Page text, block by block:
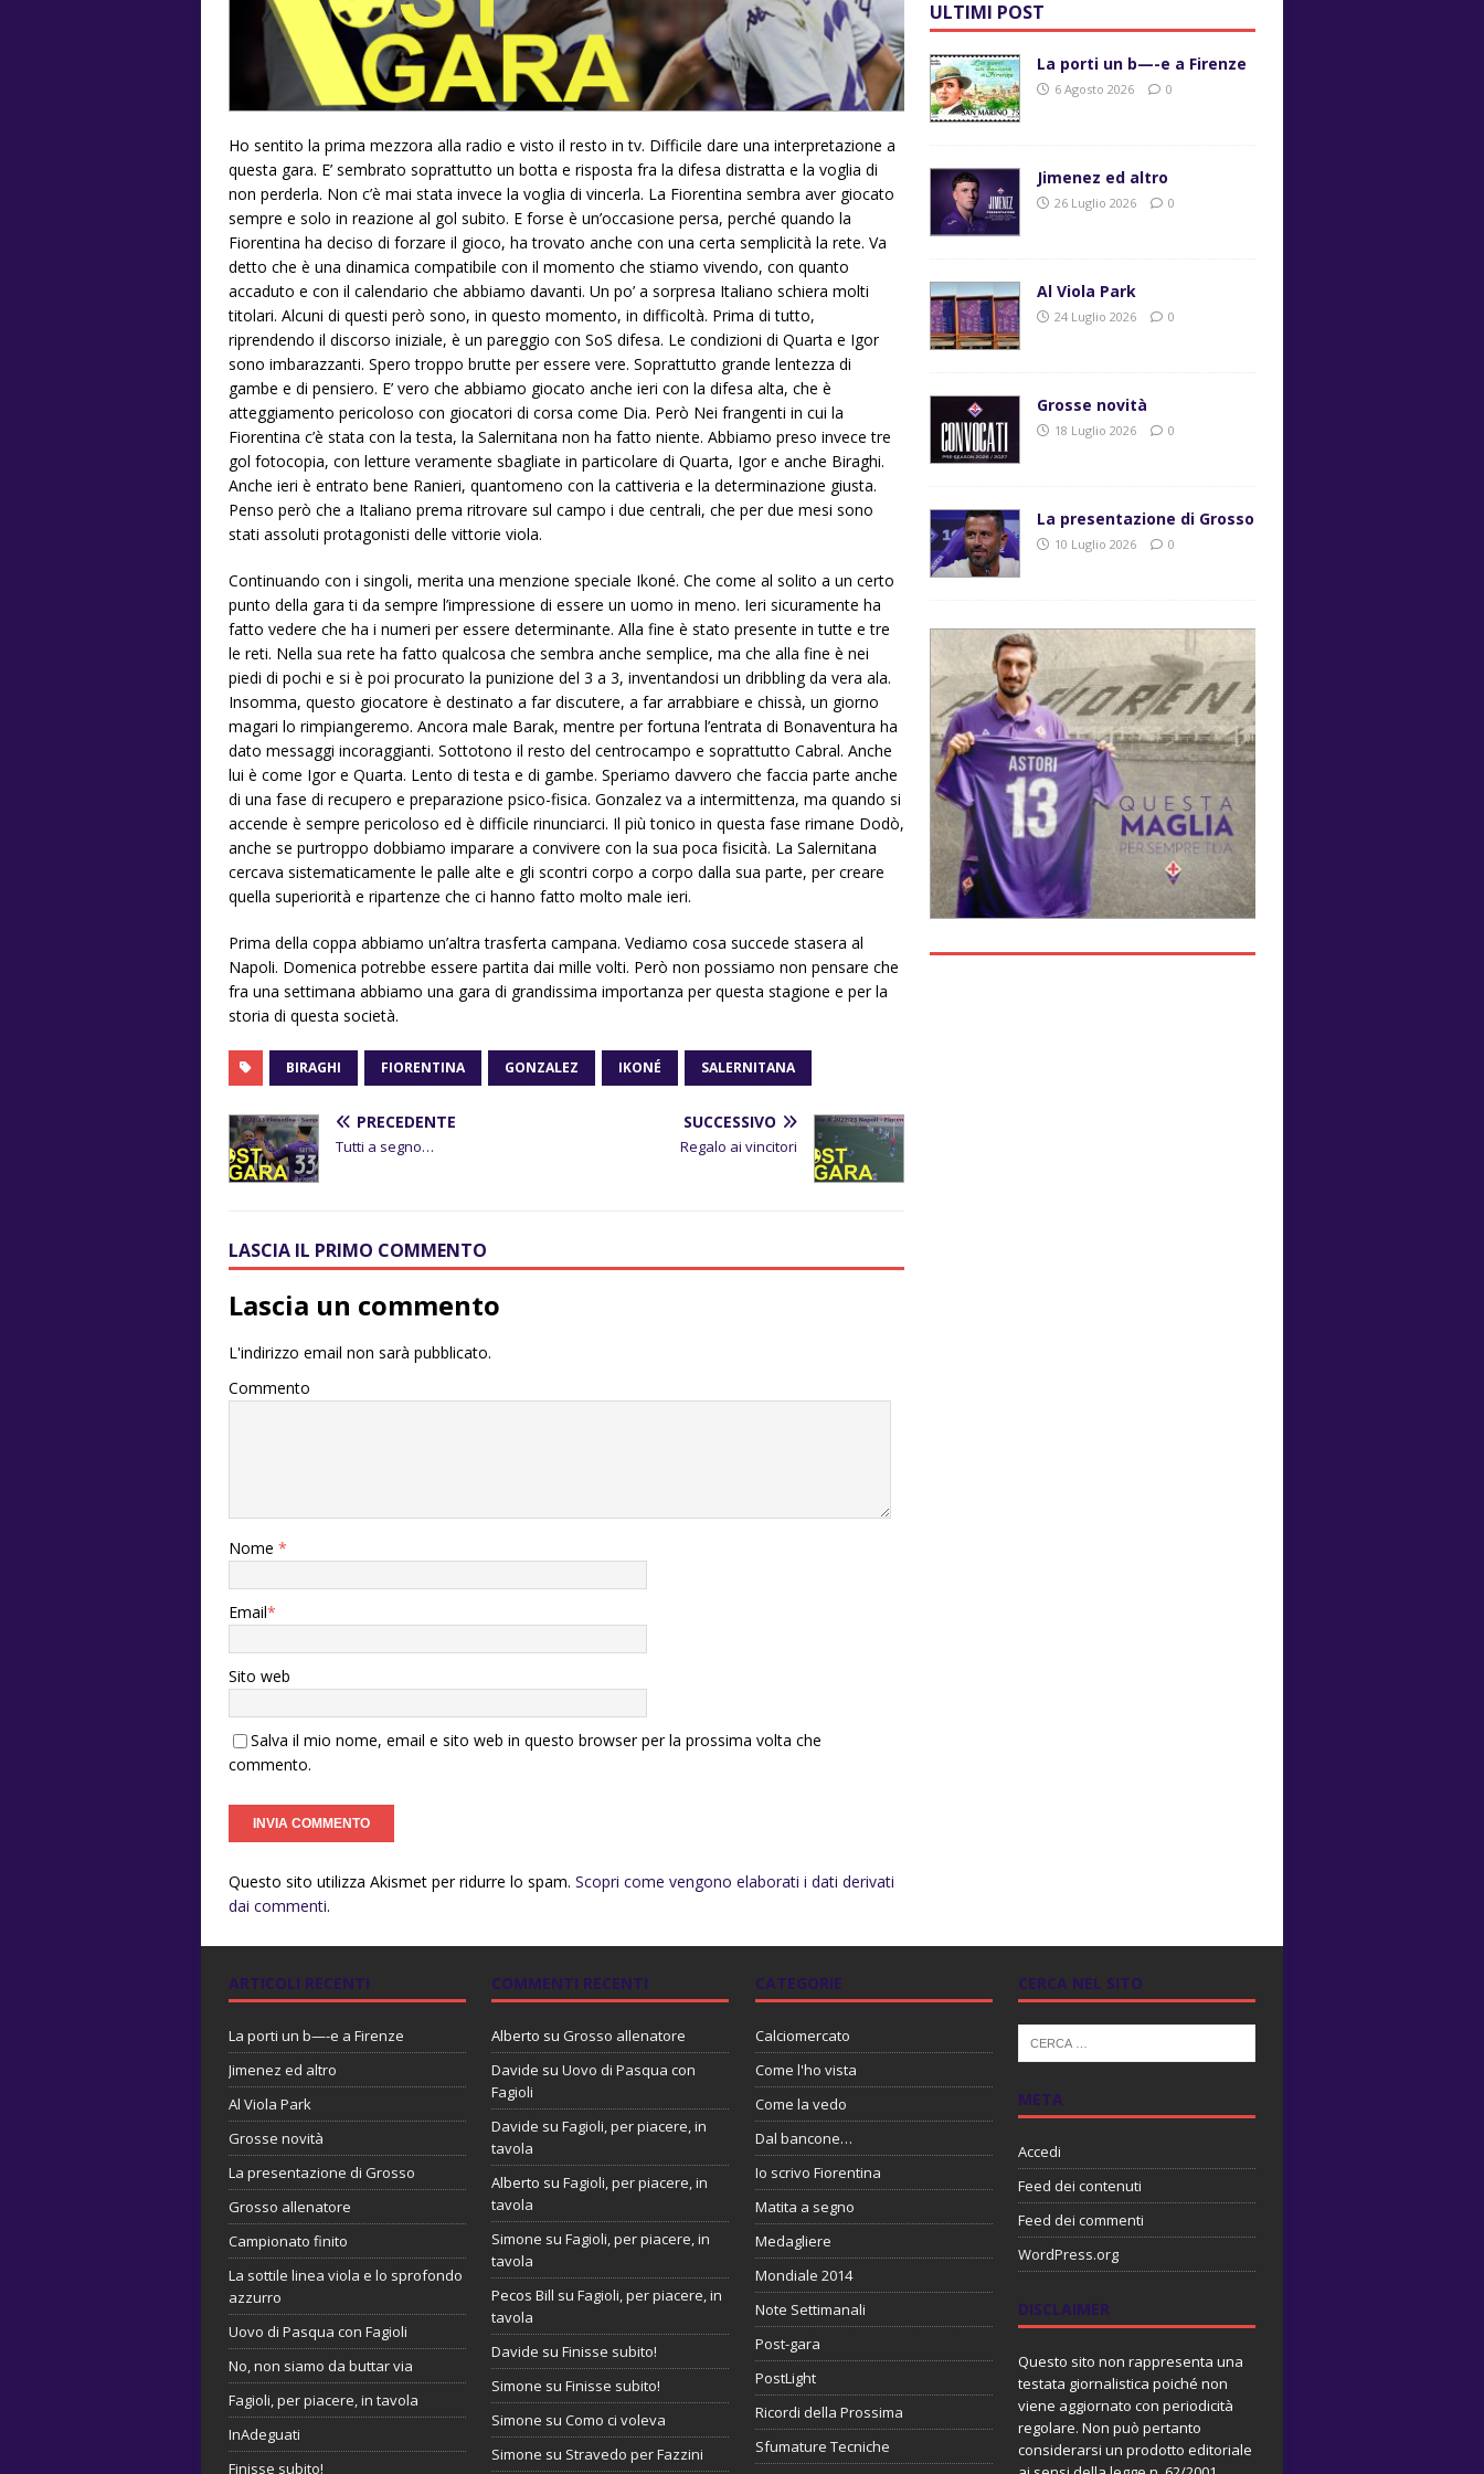
Ho sentito la prima mezzora alla radio e visto il resto in tv. Difficile dare una interpretazione a
questa gara. E’ sembrato soprattutto un botta e risposta fra la difesa distratta e la voglia di
non perderla. Non c’è mai stata invece la voglia di vincerla. La Fiorentina sembra aver giocato
sempre e solo in reazione al gol subito. E forse è un’occasione persa, perché quando la
Fiorentina ha deciso di forzare il gioco, ha trovato anche con una certa semplicità la rete. Va
detto che è una dinamica compatibile con il momento che stiamo vivendo, con quanto
accaduto e con il calendario che abbiamo davanti. Un po’ a sorpresa Italiano schiera molti
titolari. Alcuni di questi però sono, in questo momento, in difficoltà. Prima di tutto,
riprendendo il discorso iniziale, è un pareggio con SoS difesa. Le condizioni di Quarta e Igor
sono imbarazzanti. Spero troppo brutte per essere vere. Soprattutto grande lentezza di
gambe e di pensiero. E’ vero che abbiamo giocato anche ieri con la difesa alta, che è
atteggiamento pericoloso con giocatori di corsa come Dia. Però Nei frangenti in cui la
Fiorentina c’è stata con la testa, la Salernitana non ha fatto niente. Abbiamo preso invece tre
gol fotocopia, con letture veramente sbagliate in particolare di Quarta, Igor e anche Biraghi.
Anche ieri è entrato bene Ranieri, quantomeno con la cattiveria e la determinazione giusta.
Penso però che a Italiano prema ritrovare sul campo i due centrali, che per due mesi sono
stati assoluti protagonisti delle vittorie viola.
Continuando con i singoli, merita una menzione speciale Ikoné. Che come al solito a un certo
punto della gara ti da sempre l’impressione di essere un uomo in meno. Ieri sicuramente ha
fatto vedere che ha i numeri per essere determinante. Alla fine è stato presente in tutte e tre
le reti. Nella sua rete ha fatto qualcosa che sembra anche semplice, ma che alla fine è nei
piedi di pochi e si è poi procurato la punizione del 3 a 3, inventandosi un dribbling da vera ala.
Insomma, questo giocatore è destinato a far discutere, a far arrabbiare e chissà, un giorno
magari lo rimpiangeremo. Ancora male Barak, mentre per fortuna l’entrata di Bonaventura ha
dato messaggi incoraggianti. Sottotono il resto del centrocampo e soprattutto Cabral. Anche
lui è come Igor e Quarta. Lento di testa e di gambe. Speriamo davvero che faccia parte anche
di una fase di recupero e preparazione psico-fisica. Gonzalez va a intermittenza, ma quando si
accende è sempre pericoloso ed è difficile rinunciarci. Il più tonico in questa fase rimane Dodò,
anche se purtroppo dobbiamo imparare a convivere con la sua poca fisicità. La Salernitana
cercava sistematicamente le palle alte e gli scontri corpo a corpo dalla sua parte, per creare
quella superiorità e ripartenze che ci hanno fatto molto male ieri.
Prima della coppa abbiamo un’altra trasferta campana. Vediamo cosa succede stasera al
Napoli. Domenica potrebbe essere partita dai mille volti. Però non possiamo non pensare che
fra una settimana abbiamo una gara di grandissima importanza per questa stagione e per la
storia di questa società.
BIRAGHI FIORENTINA GONZALEZ IKONÉ SALERNITANA
PRECEDENTE
Tutti a segno…
SUCCESSIVO
Regalo ai vincitori
LASCIA IL PRIMO COMMENTO
Lascia un commento
L'indirizzo email non sarà pubblicato.
Commento
Nome *
Email*
Sito web
Salva il mio nome, email e sito web in questo browser per la prossima volta che
commento.
Questo sito utilizza Akismet per ridurre lo spam. Scopri come vengono elaborati i dati derivati
dai commenti.
ULTIMI POST
La porti un b—-e a Firenze
6 Agosto 2026 0
Jimenez ed altro
26 Luglio 2026 0
Al Viola Park
24 Luglio 2026 0
Grosse novità
18 Luglio 2026 0
La presentazione di Grosso
10 Luglio 2026 0
ARTICOLI RECENTI
La porti un b—-e a Firenze
Jimenez ed altro
Al Viola Park
Grosse novità
La presentazione di Grosso
Grosso allenatore
Campionato finito
La sottile linea viola e lo sprofondo
azzurro
Uovo di Pasqua con Fagioli
No, non siamo da buttar via
Fagioli, per piacere, in tavola
InAdeguati
Finisse subito!
COMMENTI RECENTI
Alberto su Grosso allenatore
Davide suUovo di Pasqua con
Fagioli
Davide suFagioli, per piacere, in
tavola
Alberto suFagioli, per piacere, in
tavola
Simone suFagioli, per piacere, in
tavola
Pecos Bill suFagioli, per piacere, in
tavola
Davide suFinisse subito!
Simone suFinisse subito!
Simone suComo ci voleva
Simone su Stravedo per Fazzini
CATEGORIE
Calciomercato
Come l'ho vista
Come la vedo
Dal bancone…
Io scrivo Fiorentina
Matita a segno
Medagliere
Mondiale 2014
Note Settimanali
Post-gara
PostLight
Ricordi della Prossima
Sfumature Tecniche
CERCA NEL SITO
META
Accedi
Feed dei contenuti
Feed dei commenti
WordPress.org
DISCLAIMER
Questo sito non rappresenta una
testata giornalistica poiché non
viene aggiornato con periodicità
regolare. Non può pertanto
considerarsi un prodotto editoriale